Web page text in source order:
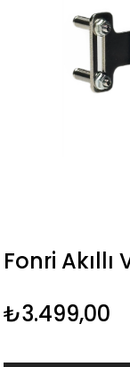
Fonri
₺3.499,00